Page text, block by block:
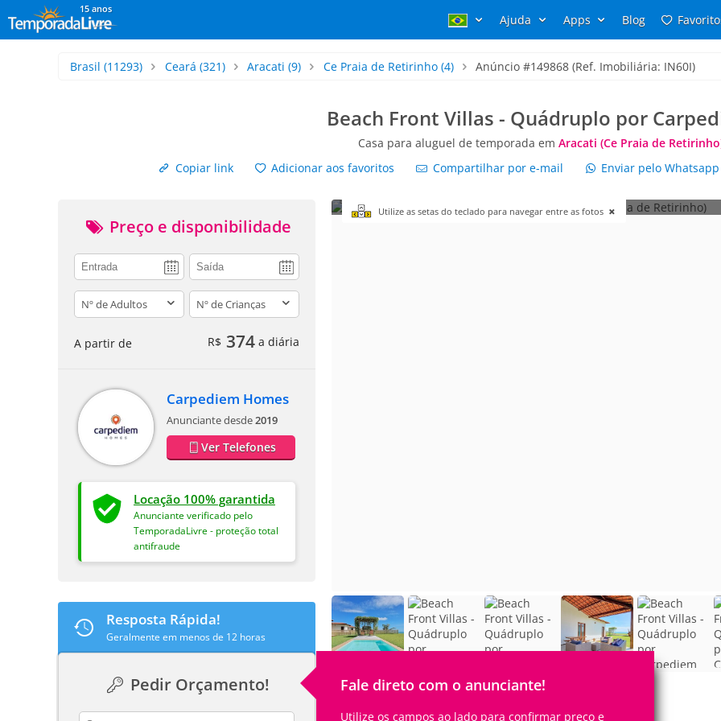
15 anos
Ajuda Apps Blog
Brasil (11293) Ceará (321) Aracati (9) Ce Praia de Retirinho(4) Anúncio #149868 (Ref. Imobiliária: IN60I)
Beach Front Villas - Quádruplo por
Casa para aluguel de temporada em Aracati (Ce Praia de
Copiar link
Adicionar aos favoritos Compartilhar por e-mail Enviar pelo
Preço e disponibilidade
adults children
A partir de R$ 374 a diária
Carpediem Homes
Anunciante desde2019
Ver Telefones
Locação 100% garantida
Anunciante verificado pelo
TemporadaLivre - proteção total
antifraude
Resposta Rápida!
Geralmente em menos de 12 horas
Pedir Orçamento! Fale direto com o anunciante!
Utilize os campos ao lado para confirmar preço e
Utilize as setas do teclado para navegar entre as fotos